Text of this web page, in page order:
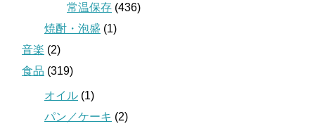
常温保存 (436)
焼酎・泡盛 (1)
音楽 (2)
食品 (319)
オイル (1)
パン／ケーキ (2)